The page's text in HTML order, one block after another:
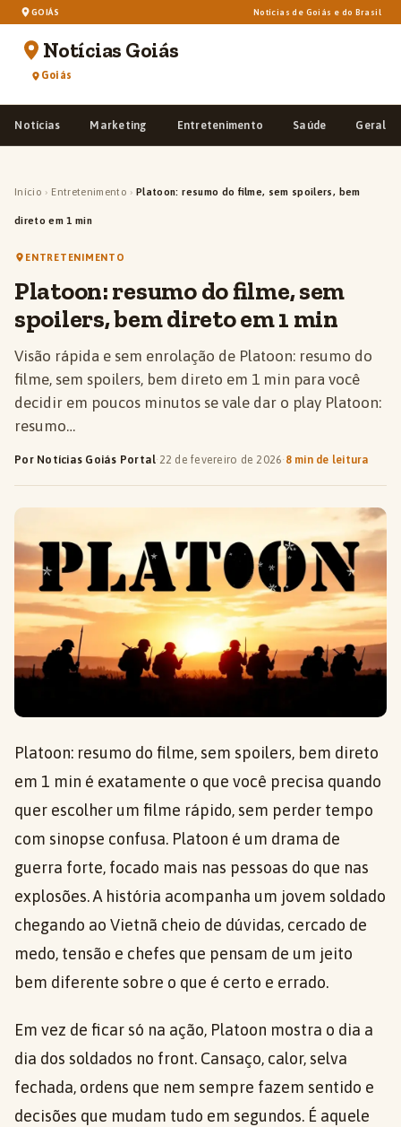
GOIÁS Notícias de Goiás e do Brasil
Notícias Goiás
Goiás
Notícias Marketing Entretenimento Saúde Geral
Início › Entretenimento › Platoon: resumo do filme, sem spoilers, bem
direto em 1 min
ENTRETENIMENTO
Platoon: resumo do filme, sem
spoilers, bem direto em 1 min
Visão rápida e sem enrolação de Platoon: resumo do
filme, sem spoilers, bem direto em 1 min para você
decidir em poucos minutos se vale dar o play Platoon:
resumo…
Por Notícias Goiás Portal·22 de fevereiro de 2026· 8 min de leitura
Platoon: resumo do filme, sem spoilers, bem direto
em 1 min é exatamente o que você precisa quando
quer escolher um filme rápido, sem perder tempo
com sinopse confusa. Platoon é um drama de
guerra forte, focado mais nas pessoas do que nas
explosões. A história acompanha um jovem soldado
chegando ao Vietnã cheio de dúvidas, cercado de
medo, tensão e chefes que pensam de um jeito
bem diferente sobre o que é certo e errado.
Em vez de ficar só na ação, Platoon mostra o dia a
dia dos soldados no front. Cansaço, calor, selva
fechada, ordens que nem sempre fazem sentido e
decisões que mudam tudo em segundos. É aquele